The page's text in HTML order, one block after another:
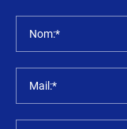
Nom:*
Mail:*